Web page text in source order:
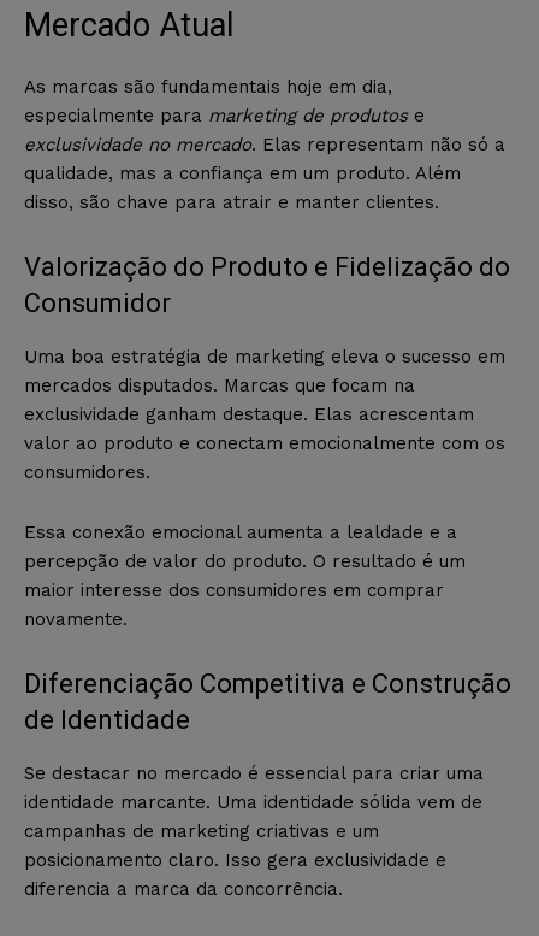
Mercado Atual
As marcas são fundamentais hoje em dia,
especialmente para marketing de produtose
exclusividade no mercado. Elas representam não só a
qualidade, mas a confiança em um produto. Além
disso, são chave para atrair e manter clientes.
Valorização do Produto e Fidelização do
Consumidor
Uma boa estratégia de marketing eleva o sucesso em
mercados disputados. Marcas que focam na
exclusividade ganham destaque. Elas acrescentam
valor ao produto e conectam emocionalmente com os
consumidores.
Essa conexão emocional aumenta a lealdade e a
percepção de valor do produto. O resultado é um
maior interesse dos consumidores em comprar
novamente.
Diferenciação Competitiva e Construção
de Identidade
Se destacar no mercado é essencial para criar uma
identidade marcante. Uma identidade sólida vem de
campanhas de marketing criativas e um
posicionamento claro. Isso gera exclusividade e
diferencia a marca da concorrência.